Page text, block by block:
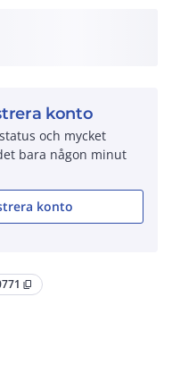
content_copy
konto
och mycket
bara någon minut
konto